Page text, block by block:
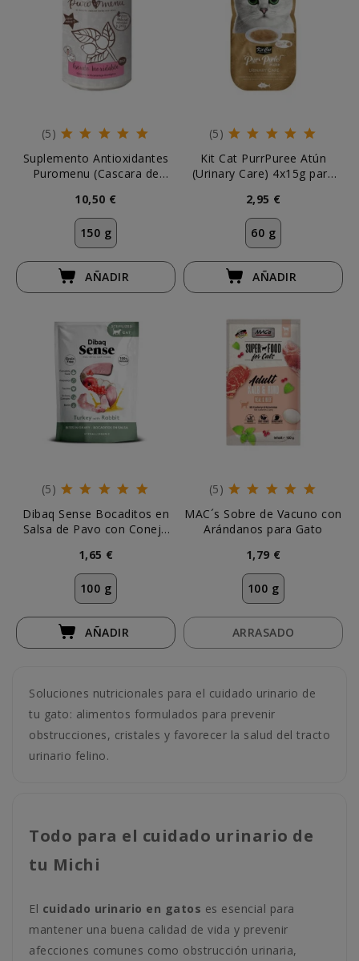
(5)
Suplemento Antioxidantes
Puromenu (Cascara de
10,50 €
150 g
AÑADIR
(5)
Kit Cat PurrPuree Atún
(Urinary Care) 4x15g para
2,95 €
60 g
AÑADIR
(5)
Dibaq Sense Bocaditos en
Salsa de Pavo con Conejo
1,65 €
100 g
AÑADIR
(5)
MAC´s Sobre de Vacuno con
Arándanos para Gato
1,79 €
100 g
ARRASADO
Soluciones nutricionales para el cuidado urinario de
tu gato: alimentos formulados para prevenir
obstrucciones, cristales y favorecer la salud del tracto
urinario felino.
Todo para el cuidado urinario de
tu Michi
El cuidado urinario en gatos es esencial para
mantener una buena calidad de vida y prevenir
afecciones comunes como obstrucción urinaria,